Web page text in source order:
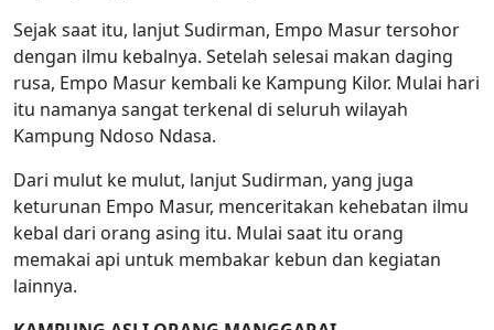
Sejak saat itu, lanjut Sudirman, Empo Masur tersohor
dengan ilmu kebalnya. Setelah selesai makan daging
rusa, Empo Masur kembali ke Kampung Kilor. Mulai hari
itu namanya sangat terkenal di seluruh wilayah
Kampung Ndoso Ndasa.
Dari mulut ke mulut, lanjut Sudirman, yang juga
keturunan Empo Masur, menceritakan kehebatan ilmu
kebal dari orang asing itu. Mulai saat itu orang
memakai api untuk membakar kebun dan kegiatan
lainnya.